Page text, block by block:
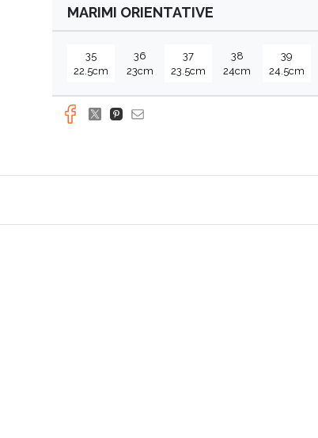
MARIMI ORIENTATIVE
35
22.5cm
36
23cm
37
23.5cm
38
24cm
39
24.5cm